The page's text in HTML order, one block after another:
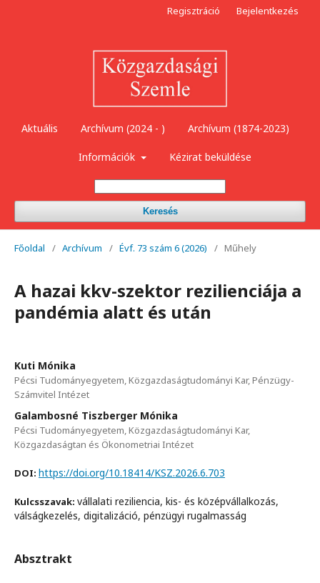
Aktuális Archívum (2024 - ) Archívum (1874-2023)
Információk Kézirat beküldése
Keresés
Regisztráció Bejelentkezés
Főoldal / Archívum / Évf. 73 szám 6 (2026) / Műhely
A hazai kkv-szektor rezilienciája a
pandémia alatt és után
Kuti Mónika
Pécsi Tudományegyetem, Közgazdaságtudományi Kar, Pénzügy-
Számvitel Intézet
Galambosné Tiszberger Mónika
Pécsi Tudományegyetem, Közgazdaságtudományi Kar,
Közgazdaságtan és Ökonometriai Intézet
DOI: https://doi.org/10.18414/KSZ.2026.6.703
Kulcsszavak: vállalati reziliencia, kis- és középvállalkozás,
válságkezelés, digita­li­zá­ció, pénzügyi rugalmasság
Absztrakt